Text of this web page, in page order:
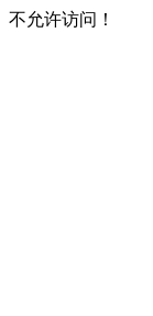
不允许访问！